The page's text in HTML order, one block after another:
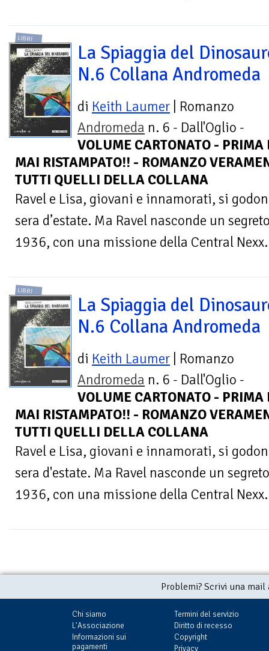
LIBRI
La Spiaggia del
N.6 Collana Andromeda
di Keith Laumer | Romanzo
Andromeda n. 6 - Dall'Oglio -
VOLUME CARTONATO -
MAI RISTAMPATO!! - ROMANZO
TUTTI QUELLI DELLA COLLANA
Ravel e Lisa, giovani e innamorati, si
sera d’estate. Ma Ravel nasconde un
1936, con una missione della Central
LIBRI
La Spiaggia del
N.6 Collana Andromeda
di Keith Laumer | Romanzo
Andromeda n. 6 - Dall'Oglio -
VOLUME CARTONATO -
MAI RISTAMPATO!! - ROMANZO
TUTTI QUELLI DELLA COLLANA
Ravel e Lisa, giovani e innamorati, si
sera d'estate. Ma Ravel nasconde un
1936, con una missione della Central
Problemi? Scrivi una
Chi siamo
L'Associazione
Informazioni sui
pagamenti
Termini del servizio
Diritto di recesso
Copyright
Privacy